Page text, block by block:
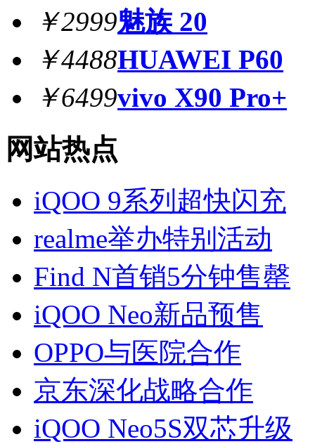
￥2999魅族 20
￥4488HUAWEI P60
￥6499vivo X90 Pro+
网站热点
iQOO 9系列超快闪充
realme举办特别活动
Find N首销5分钟售罄
iQOO Neo新品预售
OPPO与医院合作
京东深化战略合作
iQOO Neo5S双芯升级